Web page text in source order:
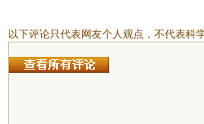
以下评论只代表网友个人观点，不代表科